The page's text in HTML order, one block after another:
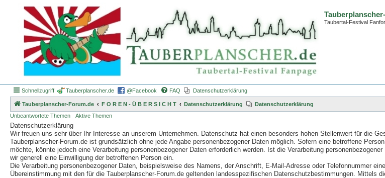
Taubertal-Festival
Schnellzugriff Tauberplanscher.de @Facebook FAQ Datenschutzerklärung
Tauberplanscher-Forum.de F O R E N - Ü B E R S I C H T Datenschutzerklärung
Datenschutzerklärung
Unbeantwortete Themen
Aktive Themen
Datenschutzerklärung
Wir freuen uns sehr über Ihr Interesse an unserem Unternehmen. Datenschutz hat einen besonders hohen Stellenwert für die
Tauberplanscher-Forum.de ist grundsätzlich ohne jede Angabe personenbezogener Daten möglich. Sofern eine betroffene
möchte, könnte jedoch eine Verarbeitung personenbezogener Daten erforderlich werden. Ist die Verarbeitung
wir generell eine Einwilligung der betroffenen Person ein.
Die Verarbeitung personenbezogener Daten, beispielsweise des Namens, der Anschrift, E-Mail-Adresse oder Telefonnummer
Übereinstimmung mit den für die Tauberplanscher-Forum.de geltenden landesspezifischen Datenschutzbestimmungen. Mittels